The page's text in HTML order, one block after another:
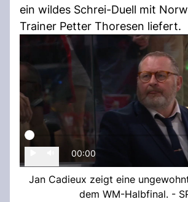
ein wildes Schrei-Duell mit
Trainer Petter Thoresen liefert.
00:00
Jan Cadieux zeigt eine
dem WM-Halbfinal. -